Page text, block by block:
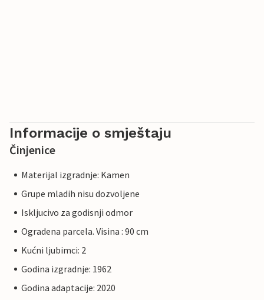
Informacije o smještaju
Činjenice
Materijal izgradnje: Kamen
Grupe mladih nisu dozvoljene
Iskljucivo za godisnji odmor
Ogradena parcela. Visina : 90 cm
Kućni ljubimci: 2
Godina izgradnje: 1962
Godina adaptacije: 2020